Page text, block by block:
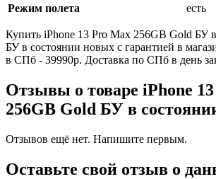
Режим полета
есть
Купить iPhone 13 Pro Max 256GB Gold БУ
БУ в состоянии новых с гарантией в
в СПб - 39990р. Доставка по СПб в день
Отзывы о товаре iPhone
256GB Gold БУ в
Отзывов ещё нет. Напишите первым.
Оставьте свой отзыв о